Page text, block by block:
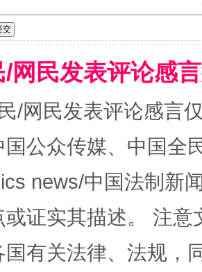
网民发表评论感
/网民发表评论感言
公众传媒、中国全
news/中国法制新
或证实其描述。 注
国有关法律、法规，